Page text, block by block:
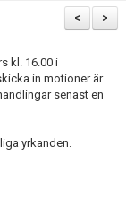
>
<
kl. 16.00 i
in motioner är
senast en
yrkanden.